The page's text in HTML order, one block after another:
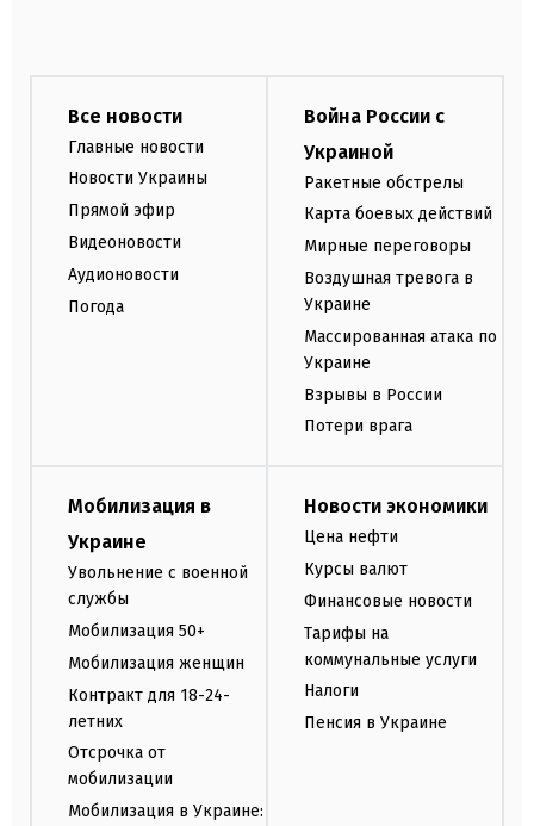
Все новости
Главные новости
Новости Украины
Прямой эфир
Видеоновости
Аудионовости
Погода
Война России с
Украиной
Ракетные обстрелы
Карта боевых действий
Мирные переговоры
Воздушная тревога в
Украине
Массированная атака по
Украине
Взрывы в России
Потери врага
Мобилизация в
Украине
Увольнение с военной
службы
Мобилизация 50+
Мобилизация женщин
Контракт для 18-24-
летних
Отсрочка от
мобилизации
Мобилизация в Украине:
Новости экономики
Цена нефти
Курсы валют
Финансовые новости
Тарифы на
коммунальные услуги
Налоги
Пенсия в Украине